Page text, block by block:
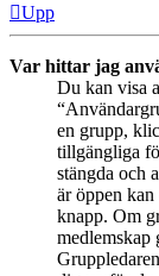
Upp
Var hittar jag
Du kan visa
en grupp,
tillgängliga
stängda och
är öppen
knapp. Om
medlemskap